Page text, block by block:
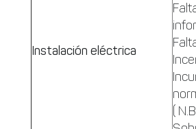
Instalación eléctrica
(